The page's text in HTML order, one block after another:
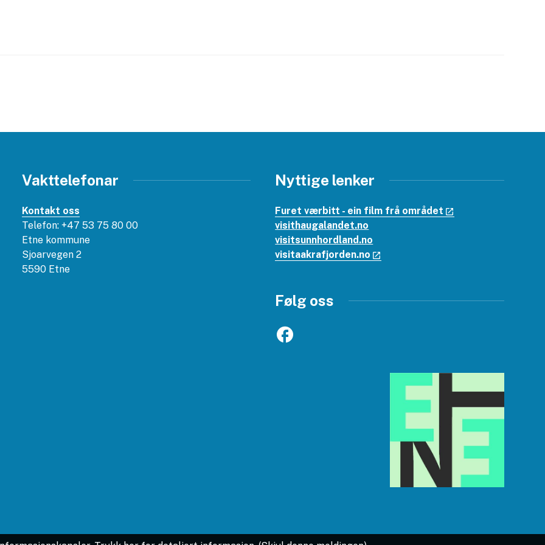
Vakttelefonar
Kontakt oss
Telefon: +47 53 75 80 00
Etne kommune
Sjoarvegen 2
5590 Etne
Nyttige lenker
Furet værbitt - ein film frå området
visithaugalandet.no
visitsunnhordland.no
visitaakrafjorden.no
Følg oss
Facebook